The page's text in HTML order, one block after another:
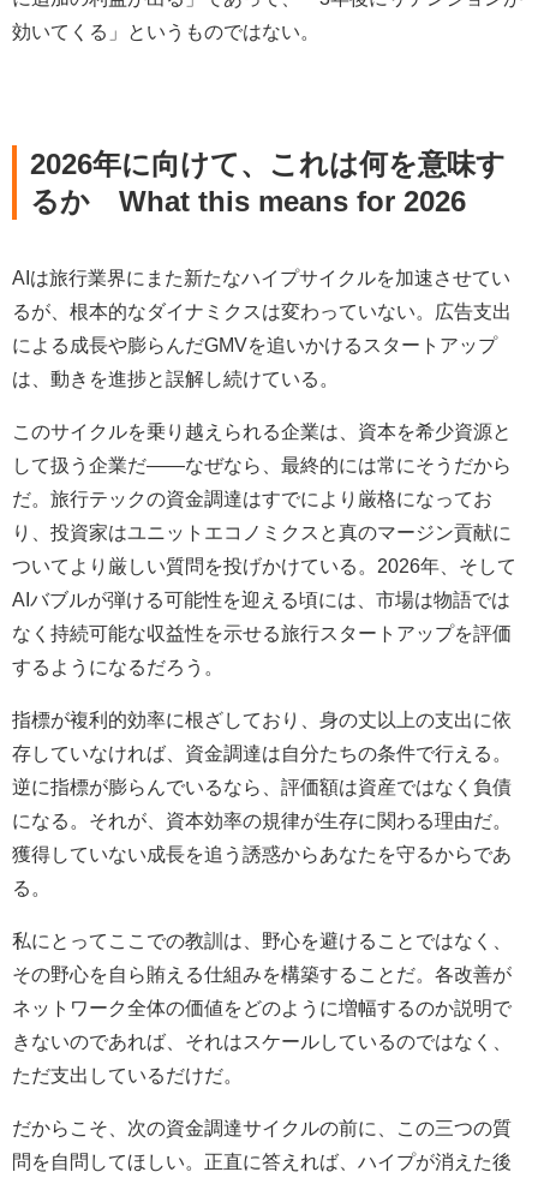
効いてくる」というものではない。
2026年に向けて、これは何を意味す
るか What this means for 2026
AIは旅行業界にまた新たなハイプサイクルを加速させてい
るが、根本的なダイナミクスは変わっていない。広告支出
による成長や膨らんだGMVを追いかけるスタートアップ
は、動きを進捗と誤解し続けている。
このサイクルを乗り越えられる企業は、資本を希少資源と
して扱う企業だ――なぜなら、最終的には常にそうだから
だ。旅行テックの資金調達はすでにより厳格になってお
り、投資家はユニットエコノミクスと真のマージン貢献に
ついてより厳しい質問を投げかけている。2026年、そして
AIバブルが弾ける可能性を迎える頃には、市場は物語では
なく持続可能な収益性を示せる旅行スタートアップを評価
するようになるだろう。
指標が複利的効率に根ざしており、身の丈以上の支出に依
存していなければ、資金調達は自分たちの条件で行える。
逆に指標が膨らんでいるなら、評価額は資産ではなく負債
になる。それが、資本効率の規律が生存に関わる理由だ。
獲得していない成長を追う誘惑からあなたを守るからであ
る。
私にとってここでの教訓は、野心を避けることではなく、
その野心を自ら賄える仕組みを構築することだ。各改善が
ネットワーク全体の価値をどのように増幅するのか説明で
きないのであれば、それはスケールしているのではなく、
ただ支出しているだけだ。
だからこそ、次の資金調達サイクルの前に、この三つの質
問を自問してほしい。正直に答えれば、ハイプが消えた後